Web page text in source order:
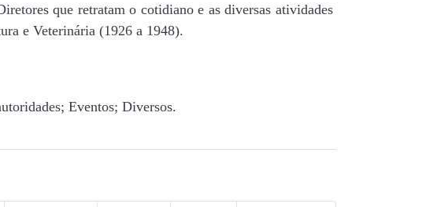
que retratam o cotidiano e as diversas atividades
e Veterinária (1926 a 1948).
Eventos; Diversos.